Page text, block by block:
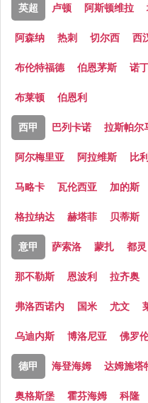
英超 卢顿 阿斯顿维拉
阿森纳 热刺 切尔西 西
布伦特福德 伯恩茅斯 诺
布莱顿 伯恩利
西甲 巴列卡诺 拉斯帕尔
阿尔梅里亚 阿拉维斯 比
马略卡 瓦伦西亚 加的斯
格拉纳达 赫塔菲 贝蒂斯
意甲 萨索洛 蒙扎 都灵
那不勒斯 恩波利 拉齐奥
弗洛西诺内 国米 尤文
乌迪内斯 博洛尼亚 佛罗
德甲 海登海姆 达姆施塔
奥格斯堡 霍芬海姆 科隆